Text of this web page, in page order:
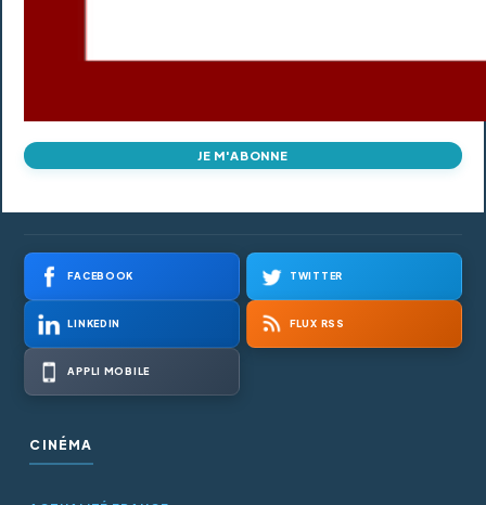
JE M'ABONNE
FACEBOOK TWITTER
LINKEDIN FLUX RSS
APPLI MOBILE
CINÉMA